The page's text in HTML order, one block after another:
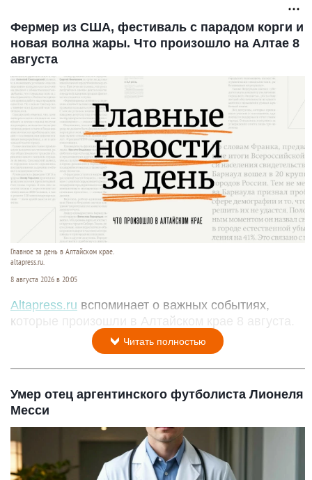
Фермер из США, фестиваль с парадом корги и
новая волна жары. Что произошло на Алтае 8
августа
Главное за день в Алтайском крае.
altapress.ru.
8 августа 2026 в 20:05
Altapress.ru вспоминает о важных событиях,
которые произошли в Алтайском крае 8 августа.
Читать полностью
Умер отец аргентинского футболиста Лионеля
Месси